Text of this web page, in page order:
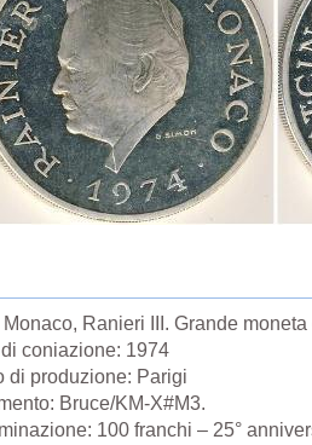
Monaco, Ranieri III. Grande
coniazione: 1974
di produzione: Parigi
Bruce/KM-X#M3.
100 franchi – 25°